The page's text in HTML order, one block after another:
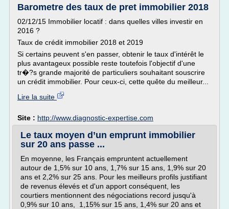
Barometre des taux de pret immobilier 2018
02/12/15 Immobilier locatif : dans quelles villes investir en
2016 ?
Taux de crédit immobilier 2018 et 2019
Si certains peuvent s'en passer, obtenir le taux d'intérêt le
plus avantageux possible reste toutefois l'objectif d'une
tr�?s grande majorité de particuliers souhaitant souscrire
un crédit immobilier. Pour ceux-ci, cette quête du meilleur...
Lire la suite
Site : http://www.diagnostic-expertise.com
Le taux moyen d’un emprunt immobilier
sur 20 ans passe ...
En moyenne, les Français empruntent actuellement
autour de 1,5% sur 10 ans, 1,7% sur 15 ans, 1,9% sur 20
ans et 2,2% sur 25 ans. Pour les meilleurs profils justifiant
de revenus élevés et d'un apport conséquent, les
courtiers mentionnent des négociations record jusqu'à
0,9% sur 10 ans, 1,15% sur 15 ans, 1,4% sur 20 ans et